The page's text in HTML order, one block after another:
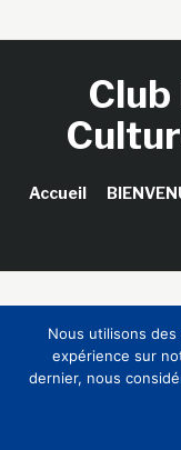
Accueil
Nous utilisons
expérience sur
dernier, nous